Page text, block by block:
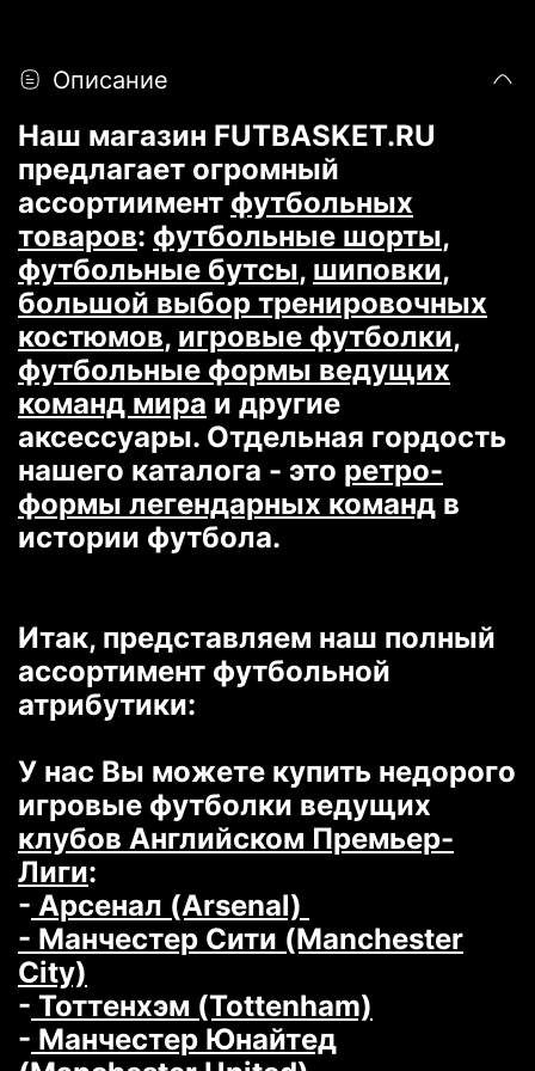
Описание
Наш магазин FUTBASKET.RU
предлагает огромный
ассортиимент футбольных
товаров: футбольные шорты,
футбольные бутсы, шиповки,
большой выбор тренировочных
костюмов, игровые футболки,
футбольные формы ведущих
команд мира и другие
аксессуары. Отдельная гордость
нашего каталога - это ретро-
формы легендарных команд в
истории футбола.
Итак, представляем наш полный
ассортимент футбольной
атрибутики:
У нас Вы можете купить недорого
игровые футболки ведущих
клубов Английском Премьер-
Лиги:
- Арсенал (Arsenal)
- Манчестер Сити (Manchester
City)
- Тоттенхэм (Tottenham)
- Манчестер Юнайтед